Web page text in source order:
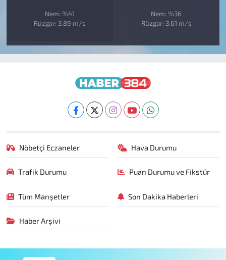
Nem: %41
Rüzgar: 3.89 m/s
Nem: %36
Rüzgar: 3.61 m/s
Nöbetçi Eczaneler Hava Durumu
Trafik Durumu Puan Durumu ve Fikstür
Tüm Manşetler Son Dakika Haberleri
Haber Arşivi